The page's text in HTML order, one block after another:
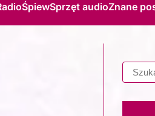
ŚpiewSprzęt audioZnane